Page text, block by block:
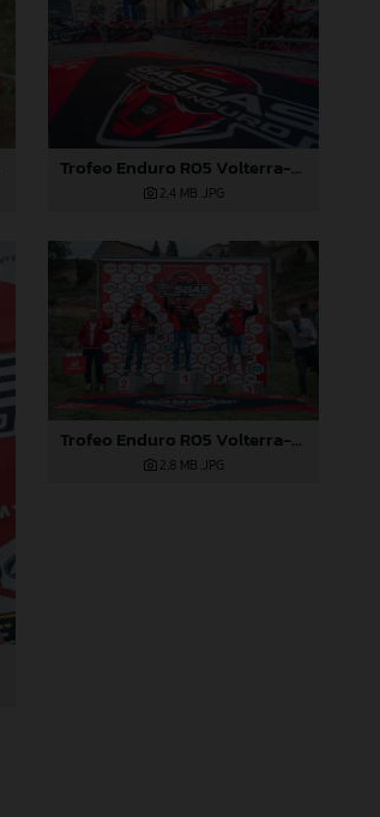
Trofeo Enduro R05 Volterra-283
2,4 MB .JPG
Trofeo Enduro R05 Volterra-886
2,8 MB .JPG